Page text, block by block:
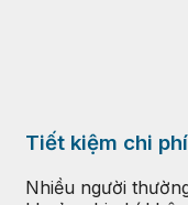
Tiết kiệm chi
Nhiều người